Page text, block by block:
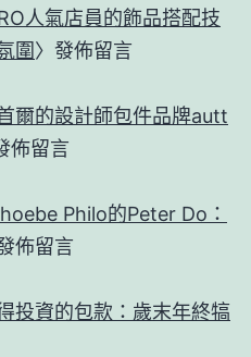
人氣店員的飾品搭配技
圍〉發佈留言
爾的設計師包件品牌autt
佈留言
Philo的Peter Do：
佈留言
投資的包款：歲末年終犒